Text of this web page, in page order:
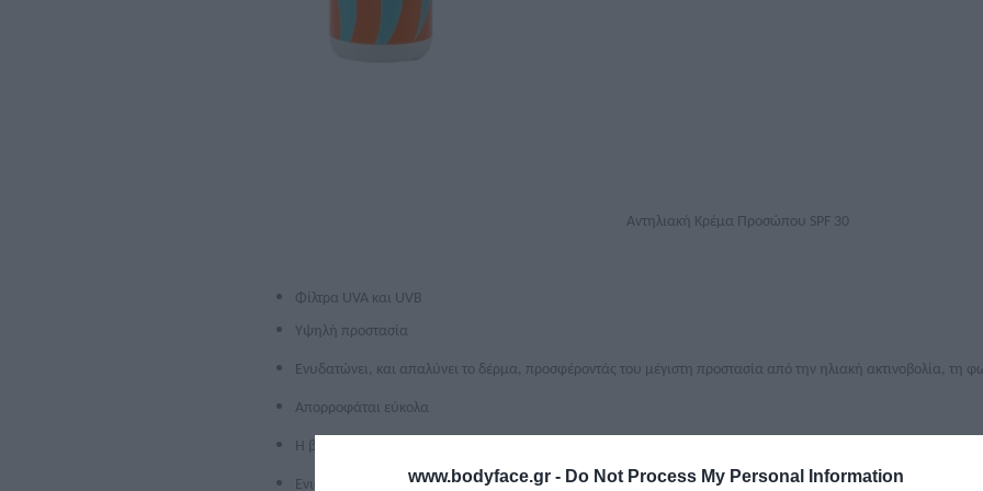
www.bodyface.gr - Do Not Process My Personal Information
Αντηλιακή Κρέμα Προσώπου SPF 30
Φίλτρα UVA και UVB
Yψηλή προστασία
Ενυδατώνει, και απαλύνει το δέρμα, προσφέροντάς του μέγιστη προστασία από την ηλιακή ακτινοβολία, τη
Απορροφάται εύκολα
Η βιταμίνη Ε δρα αποτελεσματικά κατά της πρόωρης γήρανσης
Ενισχύει τη φυσική αντοχή της επιδερμίδας στον ήλιο